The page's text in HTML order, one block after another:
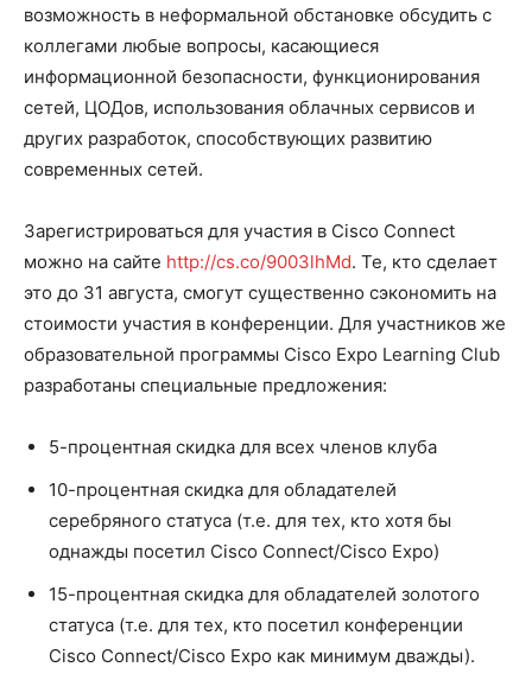
возможность в неформальной обстановке обсудить с
коллегами любые вопросы, касающиеся
информационной безопасности, функционирования
сетей, ЦОДов, использования облачных сервисов и
других разработок, способствующих развитию
современных сетей.
Зарегистрироваться для участия в Cisco Connect
можно на сайте http://cs.co/9003lhMd. Те, кто сделает
это до 31 августа, смогут существенно сэкономить на
стоимости участия в конференции. Для участников же
образовательной программы Cisco Expo Learning Club
разработаны специальные предложения:
5-процентная скидка для всех членов клуба
10-процентная скидка для обладателей
серебряного статуса (т.е. для тех, кто хотя бы
однажды посетил Cisco Connect/Cisco Expo)
15-процентная скидка для обладателей золотого
статуса (т.е. для тех, кто посетил конференции
Cisco Connect/Cisco Expo как минимум дважды).